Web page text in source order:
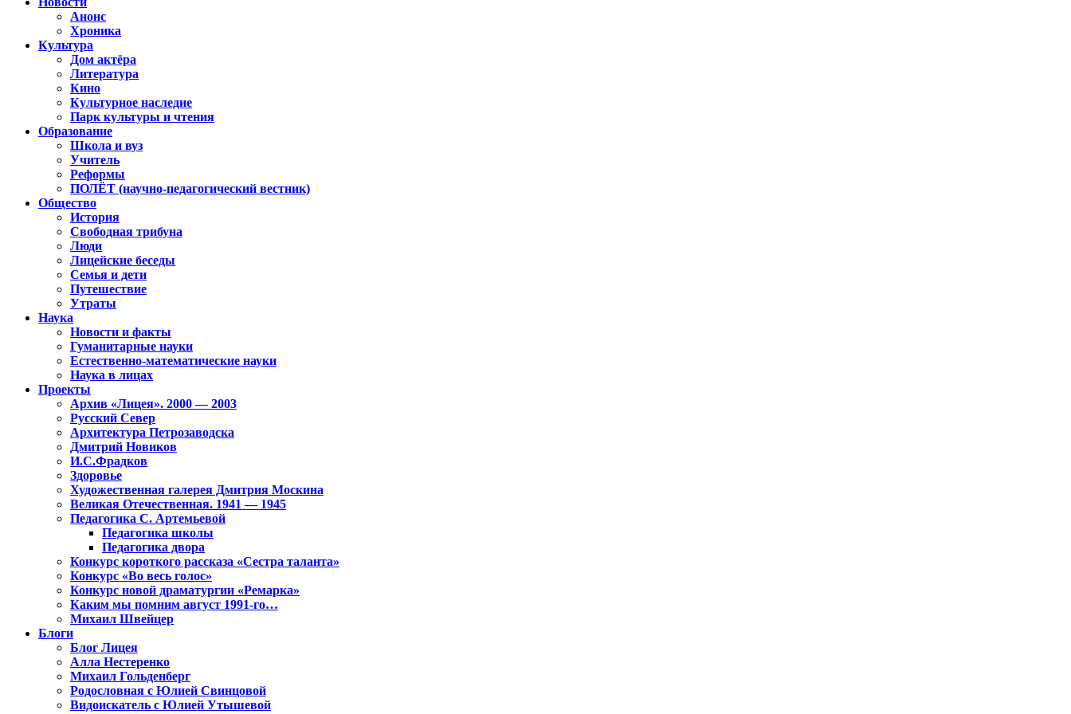
Анонс
Хроника
Культура
Дом актёра
Литература
Кино
Культурное наследие
Парк культуры и чтения
Образование
Школа и вуз
Учитель
Реформы
ПОЛЁТ (научно-педагогический вестник)
Общество
История
Свободная трибуна
Люди
Лицейские беседы
Семья и дети
Путешествие
Утраты
Наука
Новости и факты
Гуманитарные науки
Естественно-математические науки
Наука в лицах
Проекты
Архив «Лицея». 2000 — 2003
Русский Север
Архитектура Петрозаводска
Дмитрий Новиков
И.С.Фрадков
Здоровье
Художественная галерея Дмитрия Москина
Великая Отечественная. 1941 — 1945
Педагогика С. Артемьевой
Педагогика школы
Педагогика двора
Конкурс короткого рассказа «Сестра таланта»
Конкурс «Во весь голос»
Конкурс новой драматургии «Ремарка»
Каким мы помним август 1991-го…
Михаил Швейцер
Блоги
Блог Лицея
Алла Нестеренко
Михаил Гольденберг
Родословная с Юлией Свинцовой
Видоискатель с Юлией Утышевой